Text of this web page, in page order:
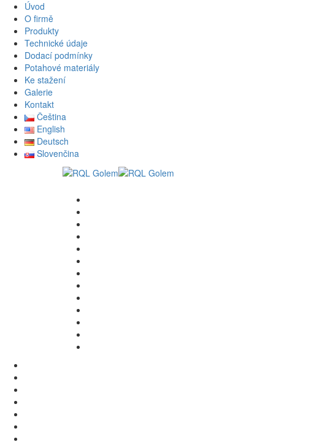
Úvod
O firmě
Produkty
Technické údaje
Dodací podmínky
Potahové materiály
Ke stažení
Galerie
Kontakt
Čeština
English
Deutsch
Slovenčina